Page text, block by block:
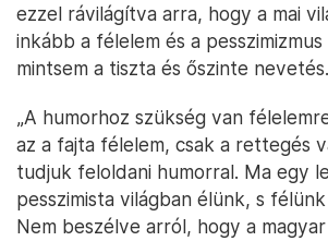
ezzel rávilágítva arra, hogy a mai
inkább a félelem és a
mintsem a tiszta és őszinte nevetés.
„A humorhoz szükség van
az a fajta félelem, csak a rettegés
tudjuk feloldani humorral. Ma egy
pesszimista világban élünk, s
Nem beszélve arról, hogy a